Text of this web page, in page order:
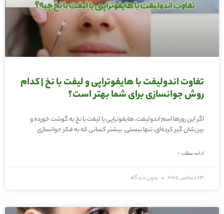
تفاوت اندولیفت با هایفوتراپی و لیفت با نخ | کدام
روش جوانسازی برای شما بهتر است؟
اگر این روزها اسم اندولیفت، هایفوتراپی یا لیفت با نخ به گوشت خورده و
بین‌شان گیر کرده‌ای، تنها نیستی. بیشتر کسانی که به فکر جوانسازی
ادامه مطلب »
23 دسامبر, 2025 بدون دیدگاه